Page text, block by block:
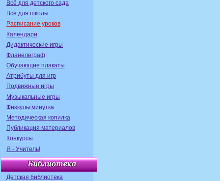
Всё для детского сада
Всё для школы
Расписание уроков
Календари
Дидактические игры
Фланелеграф
Обучающие плакаты
Атрибуты для игр
Подвижные игры
Музыкальные игры
Физкультминутка
Методическая копилка
Публикация материалов
Конкурсы
Я - Учитель!
Детская библиотека